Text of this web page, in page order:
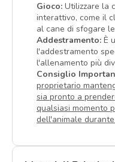
Gioco: Utilizzare la
interattivo, come il
al cane di sfogare
Addestramento: È
l'addestramento
l'allenamento più
Consiglio
proprietario
sia pronto a
qualsiasi momento
dell'animale